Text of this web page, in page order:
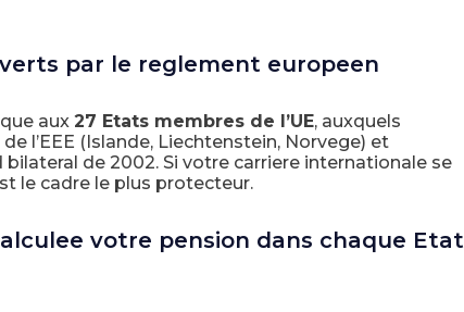
par le reglement europeen
aux 27 Etats membres de l’UE, auxquels
l’EEE (Islande, Liechtenstein, Norvege) et
bilateral de 2002. Si votre carriere internationale se
le cadre le plus protecteur.
votre pension dans chaque Etat